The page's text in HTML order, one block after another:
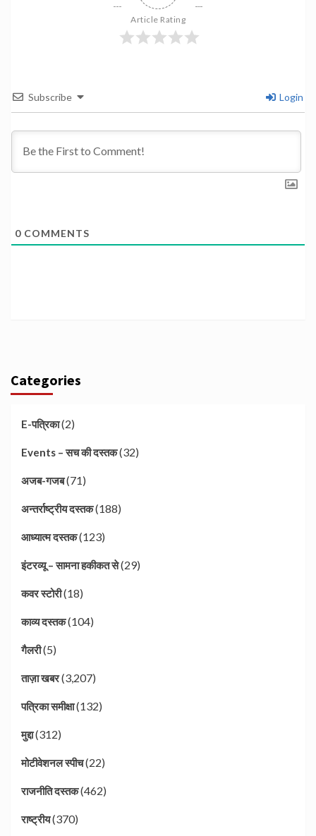
Article Rating
Subscribe Login
0 COMMENTS
Categories
E-पत्रिका(2)
Events – सच की दस्तक(32)
अजब-गजब(71)
अन्तर्राष्ट्रीय दस्तक(188)
आध्यात्म दस्तक(123)
इंटरव्यू – सामना हकीकत से(29)
कवर स्टोरी(18)
काव्य दस्तक(104)
गैलरी(5)
ताज़ा खबर(3,207)
पत्रिका समीक्षा(132)
मुद्दा(312)
मोटीवेशनल स्पीच(22)
राजनीति दस्तक(462)
राष्ट्रीय(370)